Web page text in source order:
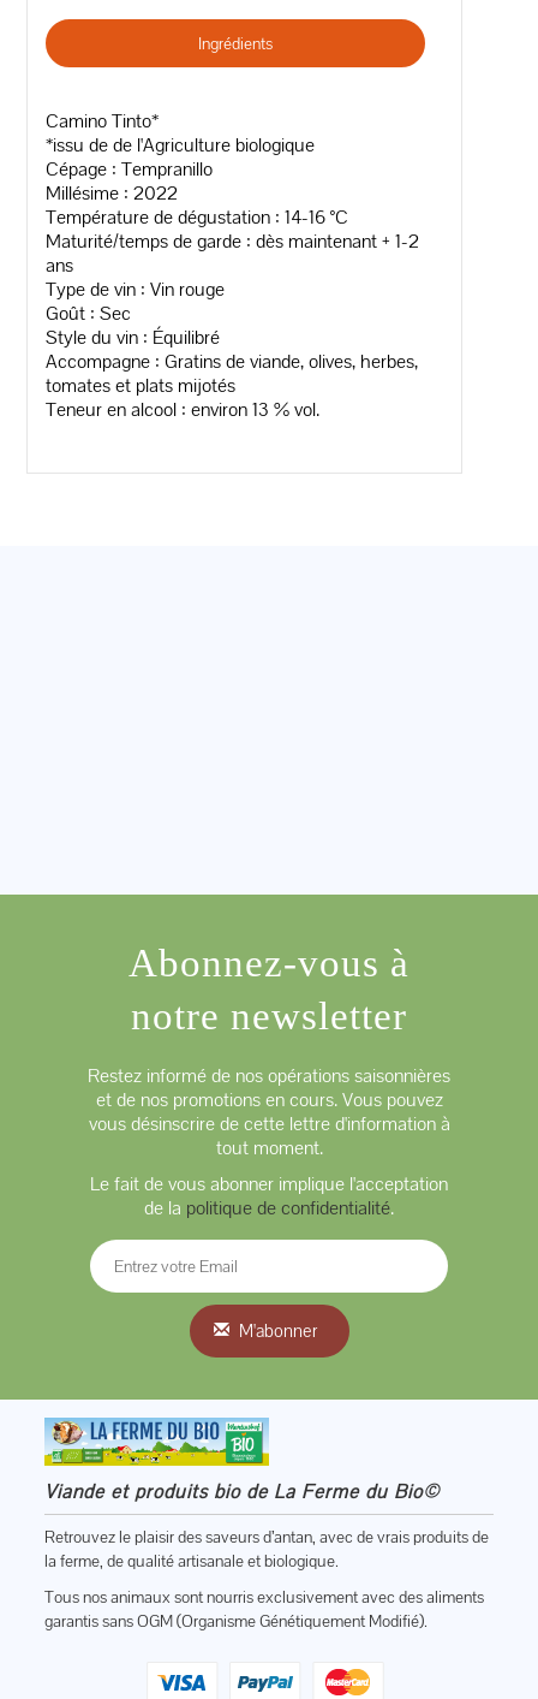
Ingrédients
Camino Tinto*
*issu de de l'Agriculture biologique
Cépage : Tempranillo
Millésime : 2022
Température de dégustation : 14-16 °C
Maturité/temps de garde : dès maintenant + 1-2
ans
Type de vin : Vin rouge
Goût : Sec
Style du vin : Équilibré
Accompagne : Gratins de viande, olives, herbes,
tomates et plats mijotés
Teneur en alcool : environ 13 % vol.
Abonnez-vous à
notre newsletter
Restez informé de nos opérations saisonnières
et de nos promotions en cours. Vous pouvez
vous désinscrire de cette lettre d'information à
tout moment.
Le fait de vous abonner implique l'acceptation
de la politique de confidentialité.
M'abonner
Viande et produits bio de La Ferme du Bio©
Retrouvez le plaisir des saveurs d’antan, avec de vrais produits de
la ferme, de qualité artisanale et biologique.
Tous nos animaux sont nourris exclusivement avec des aliments
garantis sans OGM (Organisme Génétiquement Modifié).